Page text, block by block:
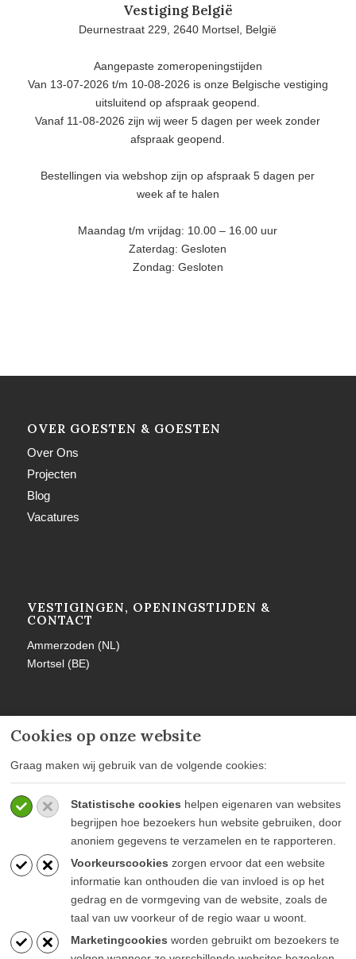
Cookies op onze website
Graag maken wij gebruik van de volgende cookies:
Statistische cookies helpen eigenaren van websites
begrijpen hoe bezoekers hun website gebruiken, door
anoniem gegevens te verzamelen en te rapporteren.
Voorkeurscookies zorgen ervoor dat een website
informatie kan onthouden die van invloed is op het
gedrag en de vormgeving van de website, zoals de
taal van uw voorkeur of de regio waar u woont.
Marketingcookies worden gebruikt om bezoekers te
Vestiging België
Deurnestraat 229, 2640 Mortsel, België
Aangepaste zomeropeningstijden
Van 13-07-2026 t/m 10-08-2026 is onze Belgische vestiging
uitsluitend op afspraak geopend.
Vanaf 11-08-2026 zijn wij weer 5 dagen per week zonder
afspraak geopend.
Bestellingen via webshop zijn op afspraak 5 dagen per
week af te halen
Maandag t/m vrijdag: 10.00 – 16.00 uur
Zaterdag: Gesloten
Zondag: Gesloten
OVER GOESTEN & GOESTEN
Over Ons
Projecten
Blog
Vacatures
VESTIGINGEN, OPENINGSTIJDEN &
CONTACT
Ammerzoden (NL)
Mortsel (BE)
MEER INFORMATIE
Privacy policy
Algemene voorwaarden
Veelgestelde vragen
BLIJF OP DE HOOGTE